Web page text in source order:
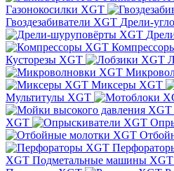
Газонокосилки XGT
Гвоздезабиватели XGT Дрели-
Кусторезы XGT
Миксеры XGT
Мультитулы XGT
XGT
XGT Подметальные машины XGT